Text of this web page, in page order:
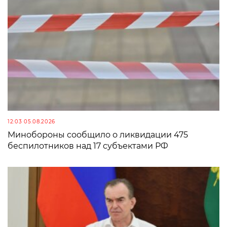
12:03 05.08.2026
Минобороны сообщило о ликвидации 475
беспилотников над 17 субъектами РФ